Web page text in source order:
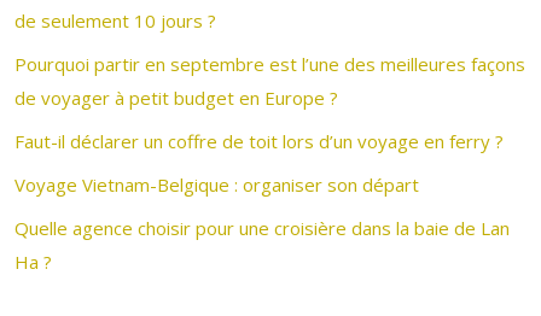
de seulement 10 jours ?
Pourquoi partir en septembre est l’une des meilleures façons
de voyager à petit budget en Europe ?
Faut-il déclarer un coffre de toit lors d’un voyage en ferry ?
Voyage Vietnam-Belgique : organiser son départ
Quelle agence choisir pour une croisière dans la baie de Lan
Ha ?